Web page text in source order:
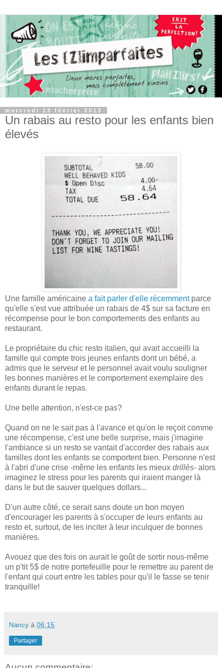
mercredi 13 février 2013
Un rabais au resto pour les enfants bien
élevés
Une famille américaine a fait parler d'elle récemmentparce
qu'elle s'est vue attribuée un rabais de 4$ sur sa facture en
récompense pour le bon comportements des enfants au
restaurant.
Le propriétaire du chic resto italien, qui avait accueilli la
famille qui compte trois jeunes enfants dont un bébé, a
admis que le serveur et le personnel avait voulu souligner
les bonnes manières et le comportement exemplaire des
enfants durant le repas.
Une belle attention, n'est-ce pas?
Quand on ne le sait pas à l'avance et qu'on le reçoit comme
une récompense, c'est une belle surprise, mais j'imagine
l'ambiance si un resto se vantait d'accorder des rabais aux
familles dont les enfants se comportent bien. Personne n'est
à l'abri d'une crise -même les enfants les mieux drillés- alors
imaginez le stress pour les parents qui iraient manger là
dans le but de sauver quelques dollars...
D'un autre côté, ce serait sans doute un bon moyen
d'encourager les parents à s'occuper de leurs enfants au
resto et, surtout, de les inciter à leur inculquer de bonnes
manières.
Avouez que des fois on aurait le goût de sortir nous-même
un p'tit 5$ de notre portefeuille pour le remettre au parent de
l'enfant qui court entre les tables pour qu'il le fasse se tenir
tranquille!
Nancy à 06:15
Partager